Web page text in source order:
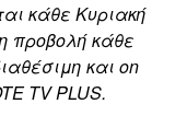
κάθε Κυριακή
προβολή κάθε
και on
TV PLUS.